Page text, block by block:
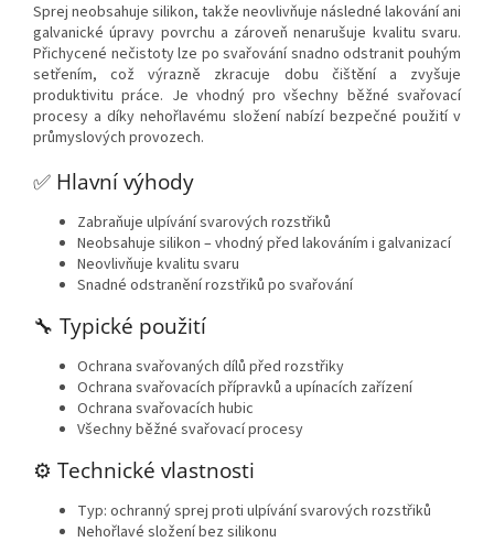
Sprej neobsahuje silikon, takže neovlivňuje následné lakování ani
galvanické úpravy povrchu a zároveň nenarušuje kvalitu svaru.
Přichycené nečistoty lze po svařování snadno odstranit pouhým
setřením, což výrazně zkracuje dobu čištění a zvyšuje
produktivitu práce. Je vhodný pro všechny běžné svařovací
procesy a díky nehořlavému složení nabízí bezpečné použití v
průmyslových provozech.
✅ Hlavní výhody
Zabraňuje ulpívání svarových rozstřiků
Neobsahuje silikon – vhodný před lakováním i galvanizací
Neovlivňuje kvalitu svaru
Snadné odstranění rozstřiků po svařování
🔧 Typické použití
Ochrana svařovaných dílů před rozstřiky
Ochrana svařovacích přípravků a upínacích zařízení
Ochrana svařovacích hubic
Všechny běžné svařovací procesy
⚙️ Technické vlastnosti
Typ: ochranný sprej proti ulpívání svarových rozstřiků
Nehořlavé složení bez silikonu